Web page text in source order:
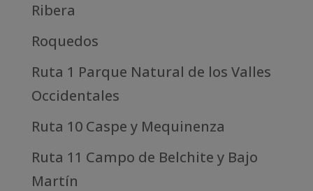
Ribera
Roquedos
Ruta 1 Parque Natural de los Valles
Occidentales
Ruta 10 Caspe y Mequinenza
Ruta 11 Campo de Belchite y Bajo
Martín